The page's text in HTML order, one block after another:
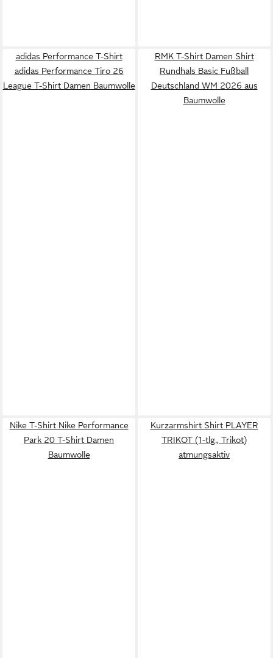
adidas Performance T-Shirt
adidas Performance Tiro 26
League T-Shirt Damen Baumwolle
RMK T-Shirt Damen Shirt
Rundhals Basic Fußball
Deutschland WM 2026 aus
Baumwolle
Nike T-Shirt Nike Performance
Park 20 T-Shirt Damen
Baumwolle
Kurzarmshirt Shirt PLAYER
TRIKOT (1-tlg., Trikot)
atmungsaktiv